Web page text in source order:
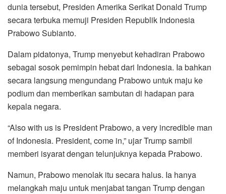
dunia tersebut, Presiden Amerika Serikat Donald Trump
secara terbuka memuji Presiden Republik Indonesia
Prabowo Subianto.
Dalam pidatonya, Trump menyebut kehadiran Prabowo
sebagai sosok pemimpin hebat dari Indonesia. Ia bahkan
secara langsung mengundang Prabowo untuk maju ke
podium dan memberikan sambutan di hadapan para
kepala negara.
“Also with us is President Prabowo, a very incredible man
of Indonesia. President, come in,” ujar Trump sambil
memberi isyarat dengan telunjuknya kepada Prabowo.
Namun, Prabowo menolak itu secara halus. Ia hanya
melangkah maju untuk menjabat tangan Trump dengan